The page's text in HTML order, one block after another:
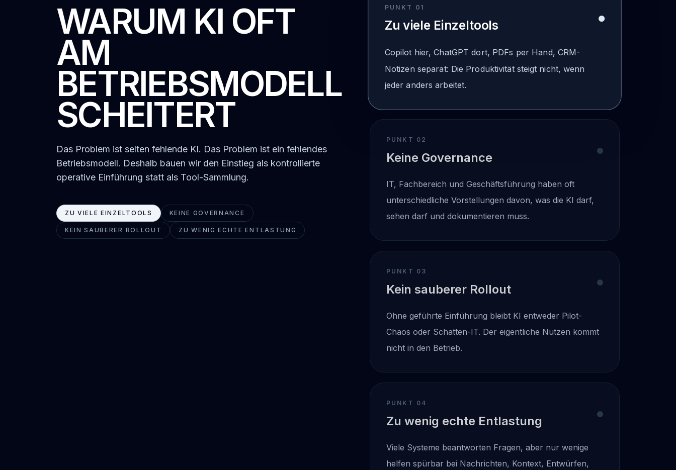
WARUM KI OFT
AM
BETRIEBSMODELL
SCHEITERT
Das Problem ist selten fehlende KI. Das Problem ist ein fehlendes
Betriebsmodell. Deshalb bauen wir den Einstieg als kontrollierte
operative Einführung statt als Tool-Sammlung.
ZU VIELE EINZELTOOLS KEINE GOVERNANCE
KEIN SAUBERER ROLLOUT ZU WENIG ECHTE ENTLASTUNG
PUNKT 01
Zu viele Einzeltools
Copilot hier, ChatGPT dort, PDFs per Hand, CRM-
Notizen separat: Die Produktivität steigt nicht, wenn
jeder anders arbeitet.
PUNKT 0 2
Keine Governance
IT, Fachbereich und Geschäftsführung haben oft
unterschiedliche Vorstellungen davon, was die KI darf,
sehen darf und dokumentieren muss.
PUNKT 0 3
Kein sauberer Rollout
Ohne geführte Einführung bleibt KI entweder Pilot-
Chaos oder Schatten-IT. Der eigentliche Nutzen kommt
nicht in den Betrieb.
PUNKT 0 4
Zu wenig echte Entlastung
Viele Systeme beantworten Fragen, aber nur wenige
helfen spürbar bei Nachrichten, Kontext, Entwürfen,